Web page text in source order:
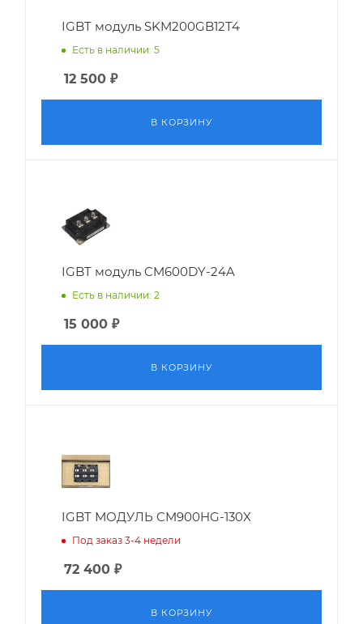
IGBT модуль SKM200GB12T4
Есть в наличии: 5
12 500 ₽
В КОРЗИНУ
IGBT модуль CM600DY-24A
Есть в наличии: 2
15 000 ₽
В КОРЗИНУ
IGBT МОДУЛЬ CM900HG-130X
Под заказ 3-4 недели
72 400 ₽
В КОРЗИНУ